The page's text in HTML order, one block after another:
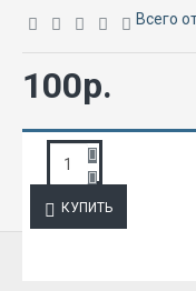
Всего
100р.
КУПИТЬ